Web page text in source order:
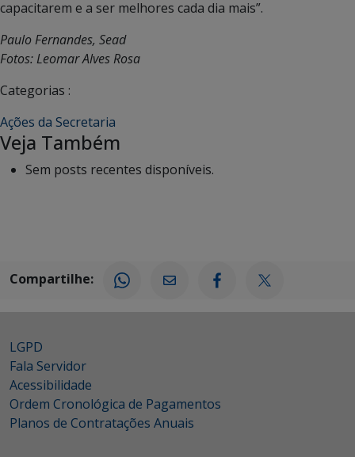
capacitarem e a ser melhores cada dia mais”.
Paulo Fernandes, Sead
Fotos: Leomar Alves Rosa
Categorias :
Ações da Secretaria
Veja Também
Sem posts recentes disponíveis.
Compartilhe:
LGPD
Fala Servidor
Acessibilidade
Ordem Cronológica de Pagamentos
Planos de Contratações Anuais